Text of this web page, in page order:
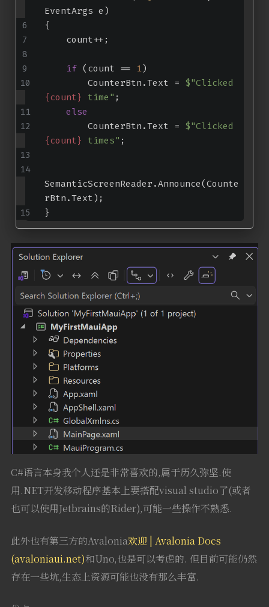
EventArgs e )
{
    count++;
if (count == 1)
        CounterBtn.Text =
{count} time" ;
else
        CounterBtn.Text =
{count} times" ;
SemanticScreenReader.Announce(Counte
rBtn.Text);
}
C#语言本身我个人还是非常喜欢的,属于历久弥坚.使
用.NET开发移动程序基本上要搭配visual studio了(或者
也可以使用Jetbrains的Rider),可能一些操作不熟悉.
此外也有第三方的Avalonia欢迎 | Avalonia Docs
(avaloniaui.net)和Uno,也是可以考虑的. 但目前可能仍然
存在一些坑,生态上资源可能也没有那么丰富.